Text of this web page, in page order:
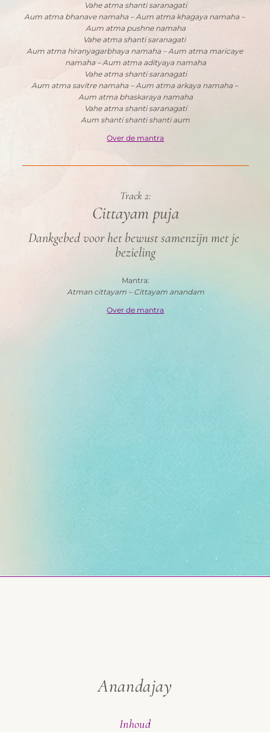
Vahe atma shanti saranagati
Aum atma bhanave namaha – Aum atma khagaya namaha –
Aum atma pushne namaha
Vahe atma shanti saranagati
Aum atma hiranyagarbhaya namaha – Aum atma maricaye
namaha – Aum atma adityaya namaha
Vahe atma shanti saranagati
Aum atma savitre namaha – Aum atma arkaya namaha –
Aum atma bhaskaraya namaha
Vahe atma shanti saranagati
Aum shanti shanti shanti aum
Over de mantra
Track 2:
Cittayam puja
Dankgebed voor het bewust samenzijn met je
bezieling
Mantra:
Atman cittayam – Cittayam anandam
Over de mantra
Inhoud
Anandajay